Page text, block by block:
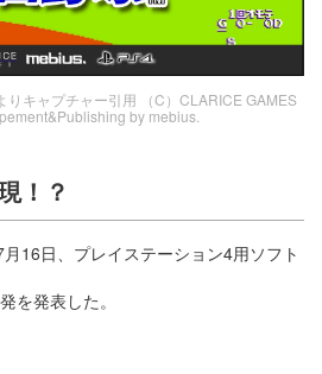
りキャプチャー引用 （C）CLARICE GAMES
by mebius.
！？
16日、プレイステーション4用ソフト
を発表した。